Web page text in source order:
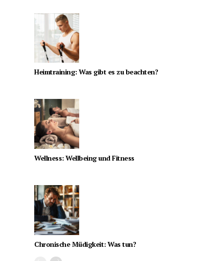
Heimtraining: Was gibt es zu beachten?
Wellness: Wellbeing und Fitness
Chronische Müdigkeit: Was tun?